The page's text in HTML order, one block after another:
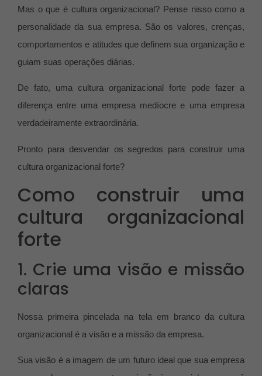
Mas o que é cultura organizacional? Pense nisso como a
personalidade da sua empresa. São os valores, crenças,
comportamentos e atitudes que definem sua organização e
guiam suas operações diárias.
De fato, uma cultura organizacional forte pode fazer a
diferença entre uma empresa medíocre e uma empresa
verdadeiramente extraordinária.
Pronto para desvendar os segredos para construir uma
cultura organizacional forte?
Como construir uma
cultura organizacional
forte
1. Crie uma visão e missão
claras
Nossa primeira pincelada na tela em branco da cultura
organizacional é a visão e a missão da empresa.
Sua visão é a imagem de um futuro ideal que sua empresa